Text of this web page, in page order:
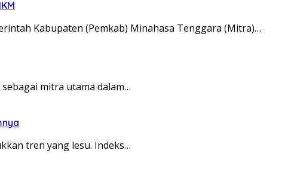
Kabupaten (Pemkab) Minahasa Tenggara (Mitra)…
mitra utama dalam…
tren yang lesu. Indeks…